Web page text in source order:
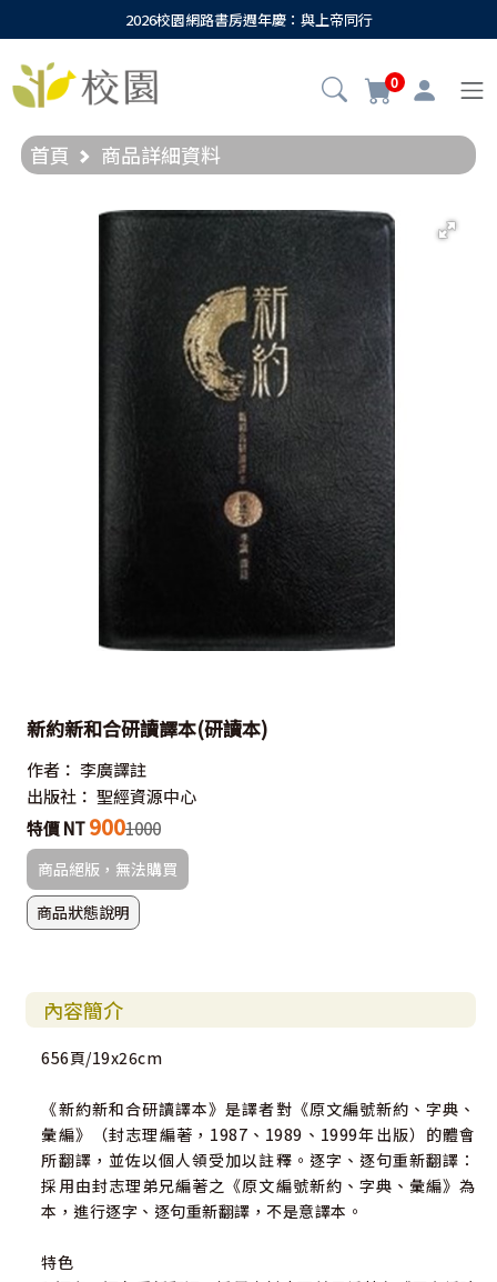
2026校園網路書房週年慶：與上帝同行
0
首頁 商品詳細資料
新約新和合研讀譯本(研讀本)
作者： 李廣譯註
出版社： 聖經資源中心
特價 NT 9001000
商品絕版，無法購買
商品狀態說明
內容簡介
656頁/19x26cm
《新約新和合研讀譯本》是譯者對《原文編號新約、字典、
彙編》（封志理編著，1987、1989、1999年出版）的體會
所翻譯，並佐以個人領受加以註釋。逐字、逐句重新翻譯：
採用由封志理弟兄編著之《原文編號新約、字典、彙編》為
本，進行逐字、逐句重新翻譯，不是意譯本。
特色